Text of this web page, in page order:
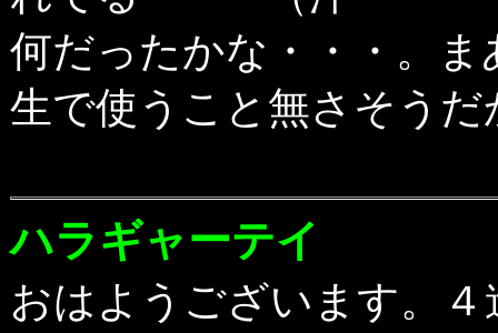
何だったかな・・・。
生で使うこと無さそう
ハラギャーテイ
おはようございます。